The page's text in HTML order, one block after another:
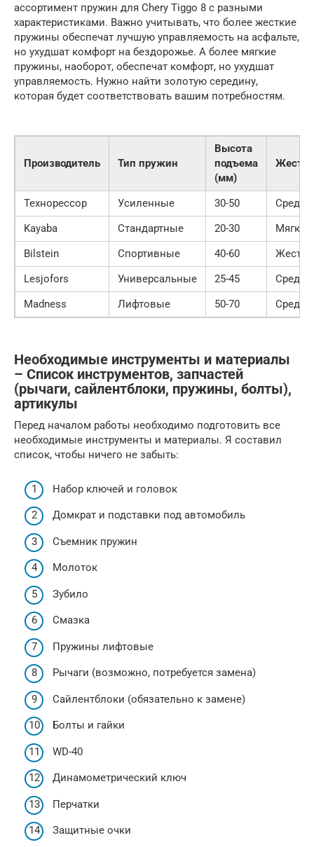
ассортимент пружин для Chery Tiggo 8 с разными
характеристиками. Важно учитывать, что более жесткие
пружины обеспечат лучшую управляемость на асфальте,
но ухудшат комфорт на бездорожье. А более мягкие
пружины, наоборот, обеспечат комфорт, но ухудшат
управляемость. Нужно найти золотую середину,
которая будет соответствовать вашим потребностям.
Производитель Тип пружин
Высота
подъема
(мм)
Технорессор Усиленные 30-50
Kayaba
Стандартные 20-30
Мягкая
Bilstein
Спортивные 40-60
Lesjofors
Универсальные 25-45
Madness
Лифтовые 50-70
Необходимые инструменты и материалы
– Список инструментов, запчастей
(рычаги, сайлентблоки, пружины, болты),
артикулы
Перед началом работы необходимо подготовить все
необходимые инструменты и материалы. Я составил
список, чтобы ничего не забыть:
Набор ключей и головок
Домкрат и подставки под автомобиль
Съемник пружин
Молоток
Зубило
Смазка
Пружины лифтовые
Рычаги (возможно, потребуется замена)
Сайлентблоки (обязательно к замене)
Болты и гайки
WD-40
Динамометрический ключ
Перчатки
Защитные очки